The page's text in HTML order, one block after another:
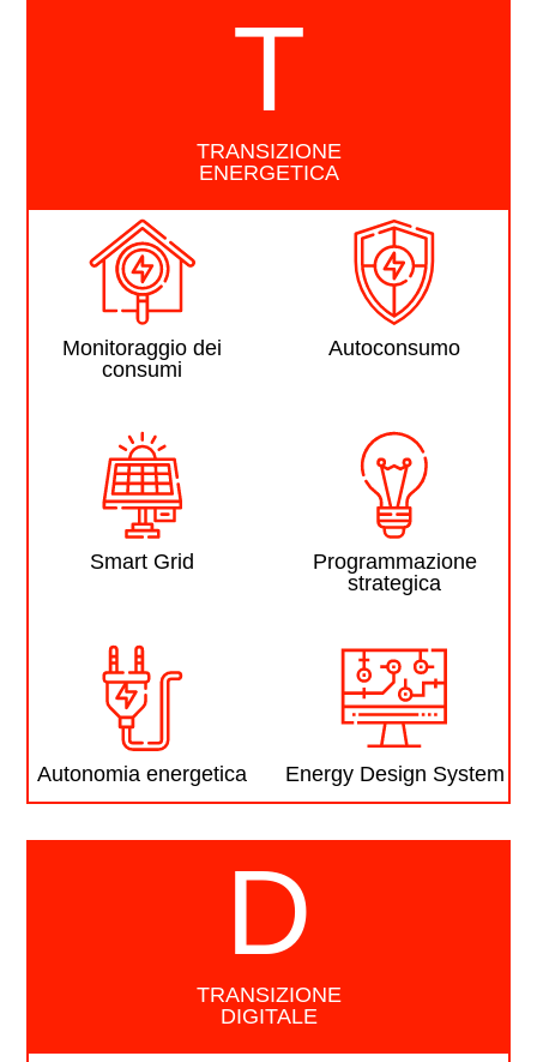
T
TRANSIZIONE
ENERGETICA
Monitoraggio dei
consumi
Autoconsumo
Smart Grid
Programmazione
strategica
Autonomia energetica Energy Design System
D
TRANSIZIONE
DIGITALE